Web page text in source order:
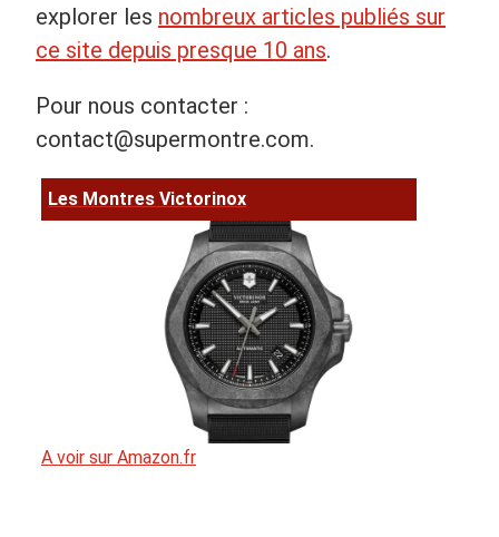
explorer les nombreux articles publiés sur
ce site depuis presque 10 ans.
Pour nous contacter :
contact@supermontre.com.
Les Montres Victorinox
A voir sur Amazon.fr